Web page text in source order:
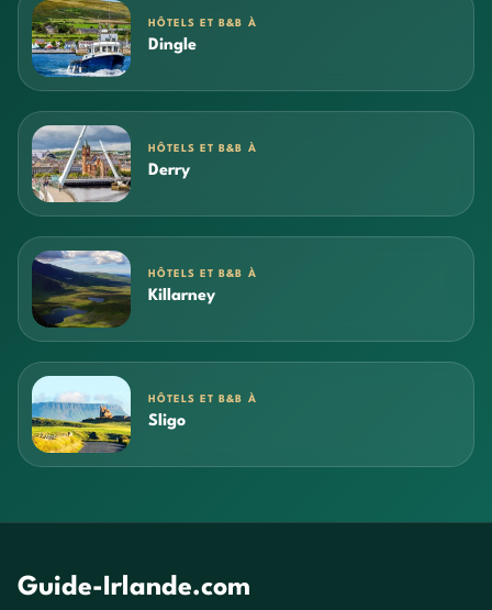
HÔTELS ET B&B À
Dingle
HÔTELS ET B&B À
Derry
HÔTELS ET B&B À
Killarney
HÔTELS ET B&B À
Sligo
Guide-Irlande.com